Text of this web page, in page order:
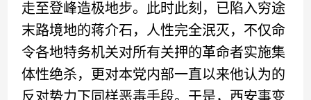
走至登峰造极地步。此时此刻，已陷入穷途
末路境地的蒋介石，人性完全泯灭，不仅命
令各地特务机关对所有关押的革命者实施集
体性绝杀，更对本党内部一直以来他认为的
反对势力下同样恶毒手段。于是，西安事变